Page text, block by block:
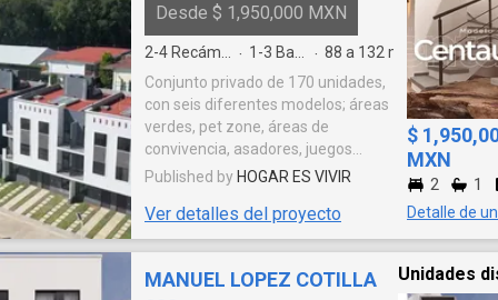
Desde $ 1,950,000 MXN
2-4 · 1-3 · 88 a 132
Conjunto privado de 170 unidades,
con seis diferentes modelos; áreas
verdes, pet zone, áreas de
convivencia, asadores, juegos
infantiles.
Published by HOGAR ES VIVIR
Ver detalles del proyecto
$
MXN
2 1
Detalle de
MANUEL LOPEZ COTILLA
Unidades